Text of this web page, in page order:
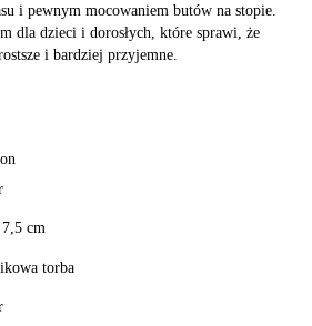
i pewnym mocowaniem butów na stopie.
dla dzieci i dorosłych, które sprawi, że
i bardziej przyjemne.
cm
torba